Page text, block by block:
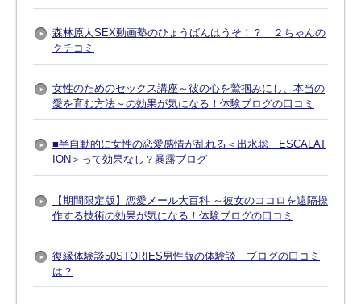
森林原人SEX動画塾のひょうばんはうそ！？ ２ちゃんの
クチコミ
女性のためのセックス講座～彼の心を鷲掴みにし、本当の
愛を育む方法～の効果が気になる！体験ブログの口コミ
■半自動的に女性の恋愛感情が乱れる＜出水聡 ESCALAT
ION＞って効果なし？暴露ブログ
【期間限定版】恋愛メール大百科 ～彼女のココロを遠隔操
作する技術の効果が気になる！体験ブログの口コミ
復縁体験談50STORIES男性版の体験談 ブログの口コミ
は？